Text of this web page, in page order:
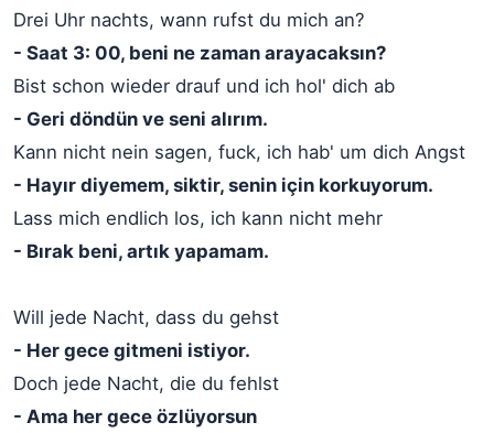
Drei Uhr nachts, wann rufst du mich an?
- Saat 3: 00, beni ne zaman arayacaksın?
Bist schon wieder drauf und ich hol' dich ab
- Geri döndün ve seni alırım.
Kann nicht nein sagen, fuck, ich hab' um dich Angst
- Hayır diyemem, siktir, senin için korkuyorum.
Lass mich endlich los, ich kann nicht mehr
- Bırak beni, artık yapamam.
Will jede Nacht, dass du gehst
- Her gece gitmeni istiyor.
Doch jede Nacht, die du fehlst
- Ama her gece özlüyorsun